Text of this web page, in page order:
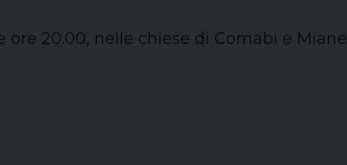
ore 20.00, nelle chiese di Comabi e Miane